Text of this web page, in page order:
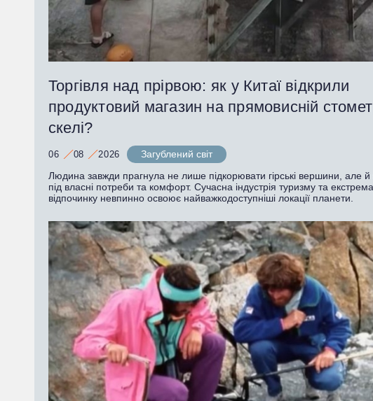
Торгівля над прірвою: як у Китаї відкрили
продуктовий магазин на прямовисній
скелі?
06 08 2026
Загублений світ
Людина завжди прагнула не лише підкорювати гірські вершини, але й
під власні потреби та комфорт. Сучасна індустрія туризму та
відпочинку невпинно освоює найважкодоступніші локації планети.